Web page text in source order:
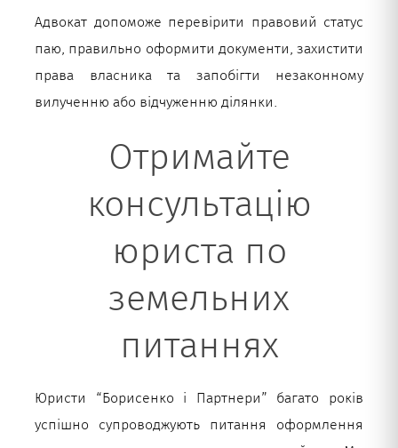
Адвокат допоможе перевірити правовий статус
паю, правильно оформити документи, захистити
права власника та запобігти незаконному
вилученню або відчуженню ділянки.
Отримайте
консультацію
юриста по
земельних
питаннях
Юристи “Борисенко і Партнери” багато років
успішно супроводжують питання оформлення